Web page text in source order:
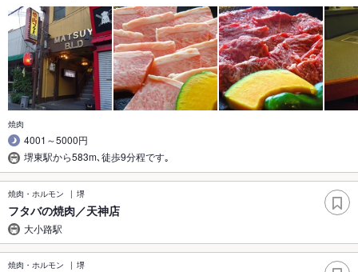
焼肉
4001～5000円
堺東駅から583m､徒歩9分程です｡
焼肉・ホルモン 堺
フタバの焼肉／天神店
大小路駅
焼肉・ホルモン 堺